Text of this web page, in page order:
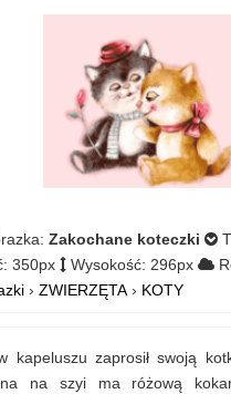
Zakochane koteczki
350px Wysokość: 296px
› ZWIERZĘTA › KOTY
kapeluszu zaprosił swoją
na szyi ma różową